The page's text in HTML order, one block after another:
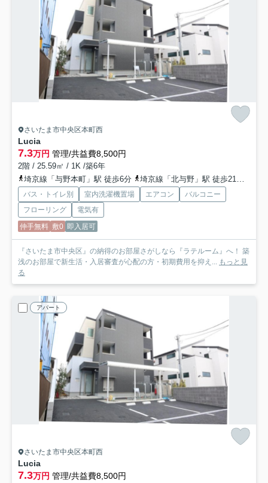
さいたま市中央区本町西
Lucia
7.3万円 管理/共益費8,500円
2階 / 25.59㎡ / 1K /築6年
埼京線「与野本町」駅 徒歩6分
埼京線「北与野」駅 徒歩21分
バス・トイレ別 室内洗濯機置場 エアコン
バルコニー
フローリング
電気有
仲手無料 敷0 即入居可
『さいたま市中央区』の納得のお部屋さがしなら『ラテルーム』へ！ 築
浅のお部屋で新生活・入居審査が心配の方・初期費用を抑え... もっと見
る
アパート
さいたま市中央区本町西
Lucia
7.3万円 管理/共益費8,500円